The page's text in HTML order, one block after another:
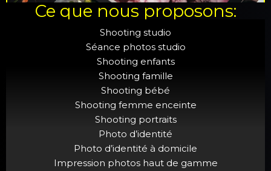
Ce que nous proposons:
Shooting studio
Séance photos studio
Shooting enfants
Shooting famille
Shooting bébé
Shooting femme enceinte
Shooting portraits
Photo d’identité
Photo d’identité à domicile
Impression photos haut de gamme